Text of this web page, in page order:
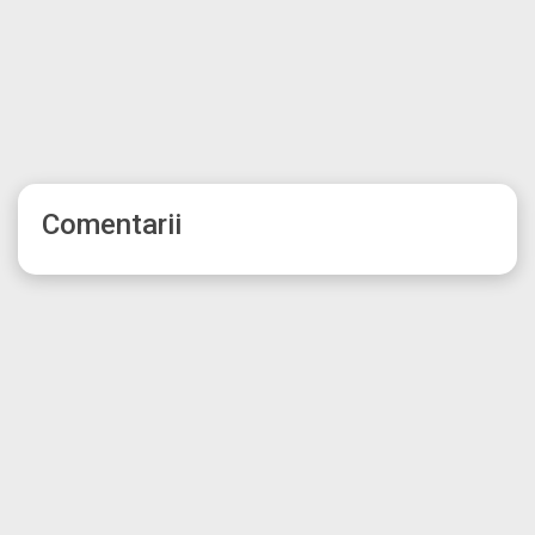
Comentarii